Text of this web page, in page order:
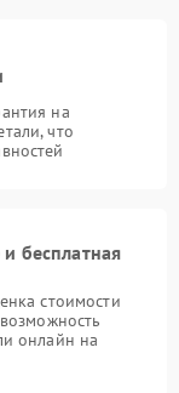
на
что
бесплатная
стоимости
онлайн на